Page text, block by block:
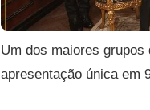
Um dos maiores
apresentação única em